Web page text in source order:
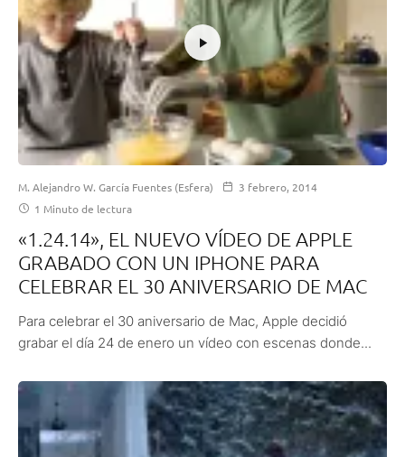
M. Alejandro W. García Fuentes (Esfera)
3 febrero, 2014
1 Minuto de lectura
«1.24.14», EL NUEVO VÍDEO DE APPLE
GRABADO CON UN IPHONE PARA
CELEBRAR EL 30 ANIVERSARIO DE MAC
Para celebrar el 30 aniversario de Mac, Apple decidió
grabar el día 24 de enero un vídeo con escenas donde...